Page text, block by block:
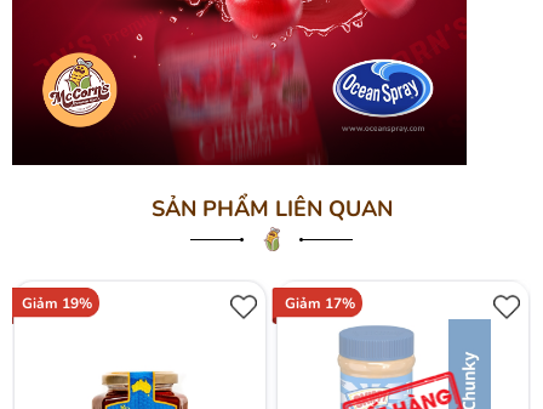
SẢN PHẨM LIÊN QUAN
Giảm 19% Giảm 17%